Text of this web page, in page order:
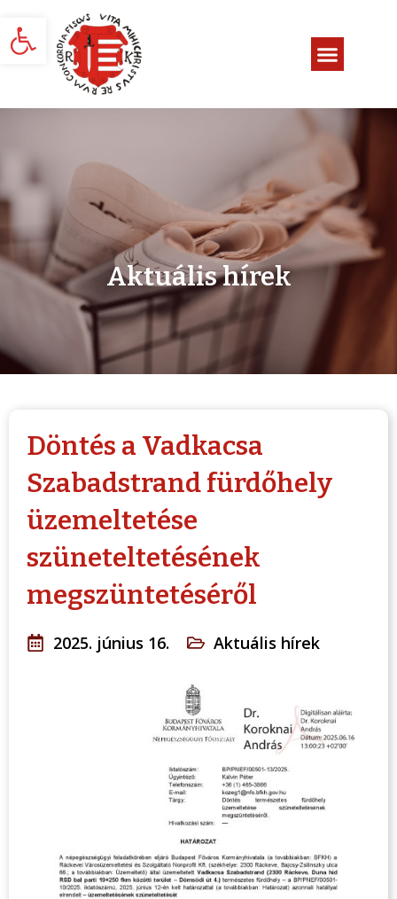
Eszköztár megnyitása
Aktuális hírek
Döntés a Vadkacsa
Szabadstrand fürdőhely
üzemeltetése
szüneteltetésének
megszüntetéséről
2025. június 16. Aktuális hírek